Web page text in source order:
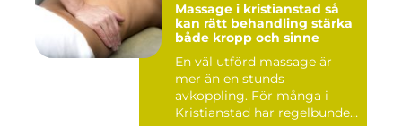
Massage i kristianstad så
kan rätt behandling stärka
både kropp och sinne
En väl utförd massage är
mer än en stunds
avkoppling. För många i
Kristianstad har regelbunden